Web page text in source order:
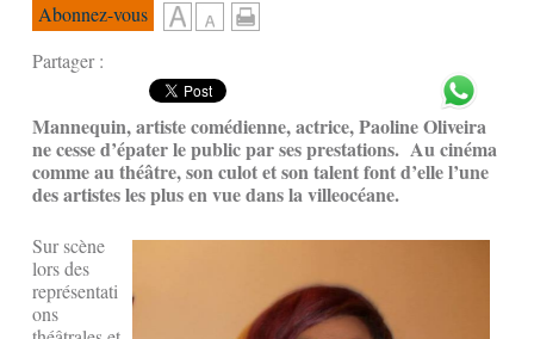
Abonnez-vous
Partager :
Mannequin, artiste comédienne, actrice, Paoline Oliveira
ne cesse d’épater le public par ses prestations. Au cinéma
comme au théâtre, son culot et son talent font d’elle l’une
des artistes les plus en vue dans la villeocéane.
Sur scène
lors des
représentati
ons